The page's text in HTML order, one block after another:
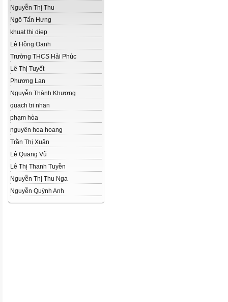
Nguyễn Thị Thu
Ngô Tấn Hưng
khuat thi diep
Lê Hồng Oanh
Trường THCS Hải Phúc
Lê Thị Tuyết
Phương Lan
Nguyễn Thành Khương
quach tri nhan
phạm hòa
nguyên hoa hoang
Trần Thị Xuân
Lê Quang Vũ
Lê Thị Thanh Tuyền
Nguyễn Thị Thu Nga
Nguyễn Quỳnh Anh